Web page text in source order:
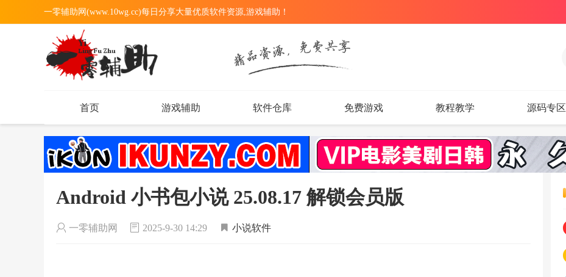
一零辅助网(www.10wg.cc)每日分享大量优质软件资源,游戏辅助！
首页 游戏辅助 软件仓库 免费游戏 教程教学 源码专区
Android 小书包小说 25.08.17 解锁会员版
一零辅助网 2025-9-30 14:29 小说软件